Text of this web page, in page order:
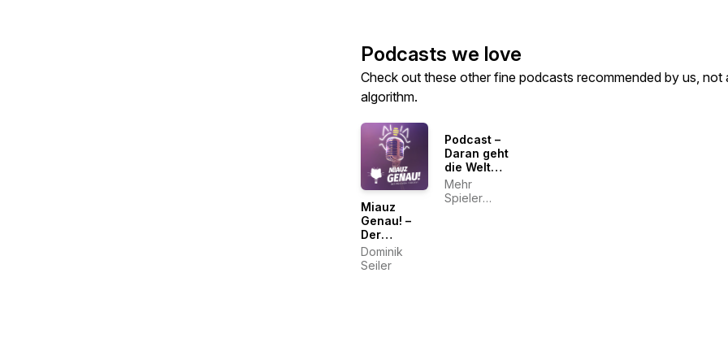
Podcasts we love
Check out these other fine podcasts recommended by us, not
algorithm.
Miauz
Genau! –
Der
deutsche
Pokémon
Dominik
Seiler
Podcast –
Daran geht
die Welt
zugrunde
Mehr
Spieler